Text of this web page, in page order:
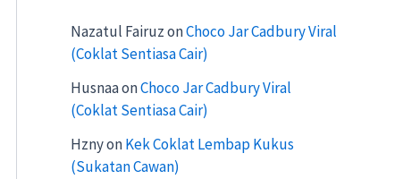
Nazatul FairuzonChoco Jar Cadbury Viral
(Coklat Sentiasa Cair)
HusnaaonChoco Jar Cadbury Viral
(Coklat Sentiasa Cair)
HznyonKek Coklat Lembap Kukus
(Sukatan Cawan)